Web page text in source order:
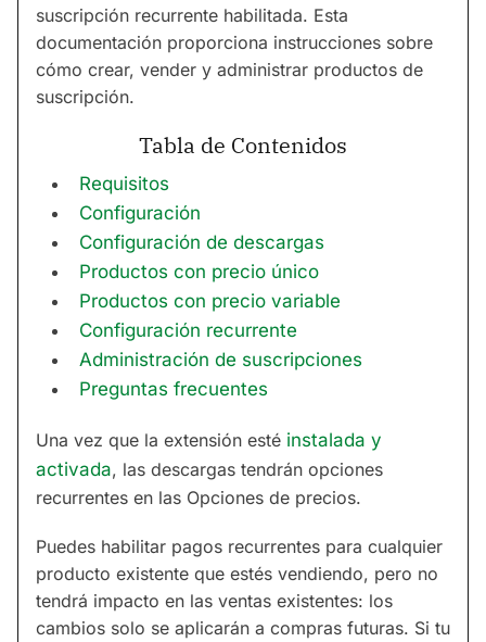
suscripción recurrente habilitada. Esta
documentación proporciona instrucciones sobre
cómo crear, vender y administrar productos de
suscripción.
Tabla de Contenidos
Requisitos
Configuración
Configuración de descargas
Productos con precio único
Productos con precio variable
Configuración recurrente
Administración de suscripciones
Preguntas frecuentes
Una vez que la extensión esté instalada y
activada, las descargas tendrán opciones
recurrentes en las Opciones de precios.
Puedes habilitar pagos recurrentes para cualquier
producto existente que estés vendiendo, pero no
tendrá impacto en las ventas existentes: los
cambios solo se aplicarán a compras futuras. Si tu